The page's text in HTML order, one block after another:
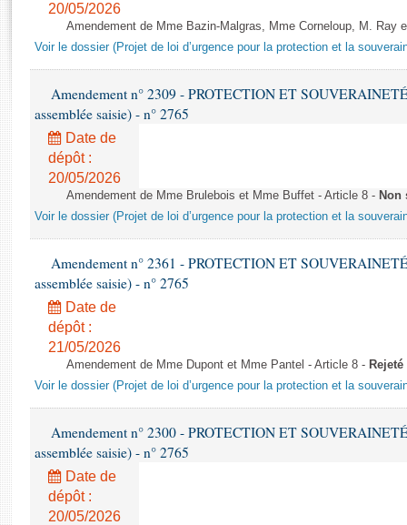
Rapports d'information
Rapports d'enquête
Rapports sur l'application des lois
Baromètre de l’application des lois
Dossiers législatifs
Budget et sécurité sociale
Questions écrites et orales
Liens vers les sites publics
20/05/2026
Amendement de Mme Bazin-Malgras, Mme Corneloup, M. Ray
Voir le dossier (Projet de loi d’urgence pour la protection et la
Amendement n° 2309 - PROTECTION ET
assemblée saisie) - n° 2765
Date de
dépôt :
20/05/2026
Amendement de Mme Brulebois et Mme Buffet - Article 8 - Non
Voir le dossier (Projet de loi d’urgence pour la protection et la
Amendement n° 2361 - PROTECTION ET
assemblée saisie) - n° 2765
Date de
dépôt :
21/05/2026
Amendement de Mme Dupont et Mme Pantel - Article 8 - Rejeté
Voir le dossier (Projet de loi d’urgence pour la protection et la
Amendement n° 2300 - PROTECTION ET
assemblée saisie) - n° 2765
Date de
dépôt :
20/05/2026